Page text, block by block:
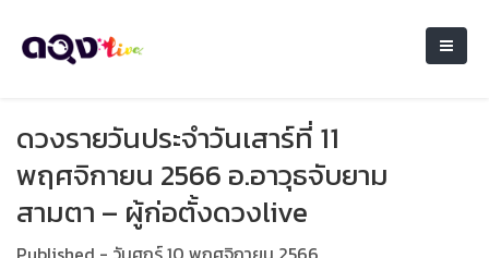
ดวงรายวันประจำวันเสาร์ที่ 11
พฤศจิกายน 2566 อ.อาวุธจับยาม
สามตา – ผู้ก่อตั้งดวงlive